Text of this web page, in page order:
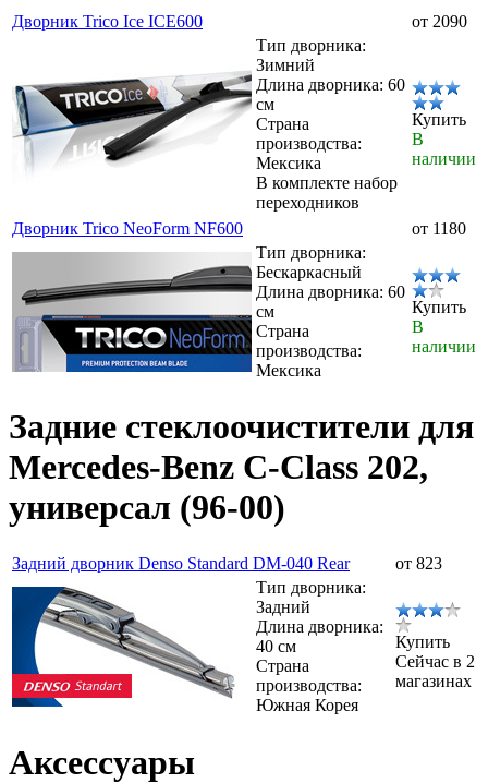
Дворник Trico Ice ICE600
от 2090
Тип дворника:
Зимний
Длина дворника: 60
см
Страна
производства:
Мексика
В комплекте набор
переходников
Купить
В
наличии
Дворник Trico NeoForm NF600
от 1180
Тип дворника:
Бескаркасный
Длина дворника: 60
см
Страна
производства:
Мексика
Купить
В
наличии
Задние стеклоочистители для
Mercedes-Benz C-Class 202,
универсал (96-00)
Задний дворник Denso Standard DM-040 Rear
от 823
Тип дворника:
Задний
Длина дворника:
40 см
Страна
производства:
Южная Корея
Купить
Сейчас в 2
магазинах
Аксессуары